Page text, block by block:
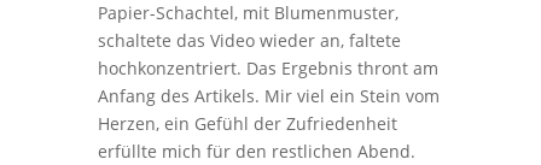
Papier-Schachtel, mit Blumenmuster,
schaltete das Video wieder an, faltete
hochkonzentriert. Das Ergebnis thront am
Anfang des Artikels. Mir viel ein Stein vom
Herzen, ein Gefühl der Zufriedenheit
erfüllte mich für den restlichen Abend.